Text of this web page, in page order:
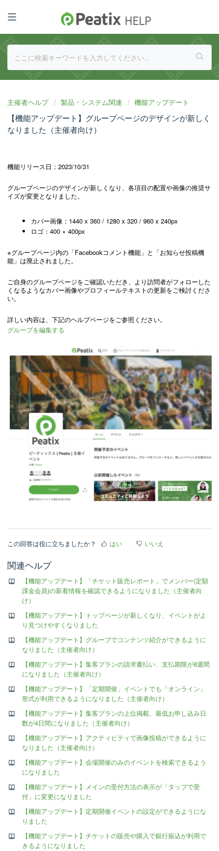
主催者ヘルプ 製品・システム関連 機能アップデート
【機能アップデート】グループページのデザインが新しく
なりました（主催者向け）
機能リリース日：2023/10/31
グループページのデザインが新しくなり、各項目の配置や画像の推奨サ
イズが変更となりました。
カバー画像：1440 x 360 / 1280 x 320 / 960 x 240px
ロゴ：400 × 400px
※グループページ内の「Facebookコメント機能」と「お知らせ投稿機
能」は廃止されました。
ご自身のグループページをご確認いただき、より訪問者がフォローした
くなるようなカバー画像やプロフィールテキストの更新をご検討くださ
い。
詳しい内容は、下記のヘルプページをご参照ください。
グループを編集する
この回答は役に立ちましたか？ はい いいえ
関連ヘルプ
【機能アップデート】「チケット販売レポート」でメンバー(定額
課金会員)の新着情報を確認できるようになりました（主催者向
け）
【機能アップデート】トップページが新しくなり、イベントがよ
り見つけやすくなりました
【機能アップデート】グループでコンテンツ紹介ができるように
なりました（主催者向け）
【機能アップデート】集客プランの請求書払い、支払期限が8週間
になりました（主催者向け）
【機能アップデート】「定期開催」イベントでも「オンライン」
形式が利用できるようになりました（主催者向け）
【機能アップデート】集客プランの上位掲載、最低お申し込み日
数が4日間になりました（主催者向け）
【機能アップデート】アクティビティで画像投稿ができるように
なりました（主催者向け）
【機能アップデート】会場開催のみのイベントを検索できるよう
になりました
【機能アップデート】メインの受付方法の表示が「タップで受
付」に変更になりました
【機能アップデート】定期開催イベントの設定ができるようにな
りました
【機能アップデート】チケットの販売や購入で銀行振込が利用で
きるようになりました